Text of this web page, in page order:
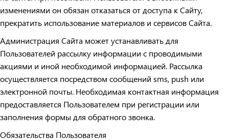
изменениями он обязан отказаться от доступа к Сайту,
прекратить использование материалов и сервисов Сайта.
Администрация Сайта может устанавливать для
Пользователей рассылку информации с проводимыми
акциями и иной необходимой информацией. Рассылка
осуществляется посредством сообщений sms, push или
электронной почты. Необходимая контактная информация
предоставляется Пользователем при регистрации или
заполнения формы для обратного звонка.
Обязательства Пользователя